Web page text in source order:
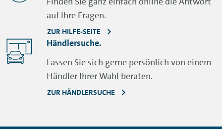
auf Ihre Fragen.
ZUR HILFE-SEITE
Händlersuche.
Lassen Sie sich gerne persönlich von einem
Händler Ihrer Wahl beraten.
ZUR HÄNDLERSUCHE